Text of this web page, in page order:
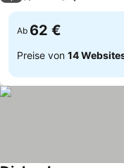
Ab 62 €
Preise von 14